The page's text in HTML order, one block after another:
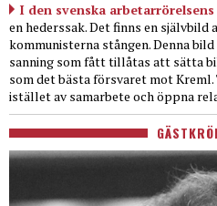
I den svenska arbetarrörelsens
en hederssak. Det finns en
kommunisterna stången. Denna
sanning som fått tillåtas att sätta
som det bästa försvaret mot
istället av samarbete och öppna